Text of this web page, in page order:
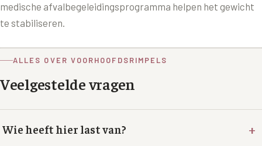
medische afvalbegeleidingsprogramma helpen het gewicht
te stabiliseren.
ALLES OVER VOORHOOFDSRIMPELS
Veelgestelde vragen
Wie heeft hier last van? +